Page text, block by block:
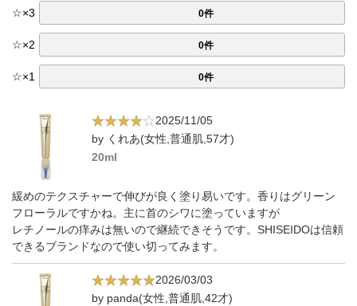
☆×3 0件
☆×2 0件
☆×1 0件
2025/11/05
by くれあ(女性,普通肌,57才)
20ml
緩めのテクスチャーで伸びが良く塗り易いです。香りはグリーン
フローラルですかね。主に首のシワに塗っていますが
レチノールの痒みは無いので継続できそうです。SHISEIDOは信頼
できるブランドなので使い切ってみます。
2026/03/03
by panda(女性,普通肌,42才)